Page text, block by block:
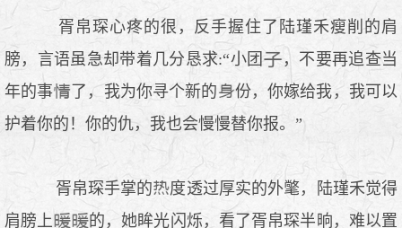
胥帛琛心疼的很，反手握住了陆瑾禾瘦削的肩
膀，言语虽急却带着几分恳求:“小团
，不要再追查当
年的事
了，我为你寻个新的
份，你嫁给我，我可以
护着你的！你的仇，我也会慢慢替你报。”
胥帛琛手掌的
度透过厚实的外氅，陆瑾禾觉得
肩膀上
的，她眸光闪烁，看了胥帛琛半晌，难以置